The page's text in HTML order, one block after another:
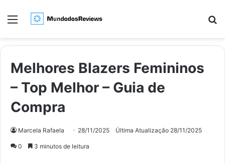
Menu
Melhores Blazers Femininos
– Top Melhor – Guia de
Compra
Marcela Rafaela 28/11/2025 Última Atualização 28/11/2025
0 3 minutos de leitura